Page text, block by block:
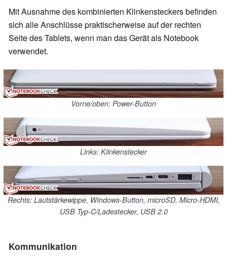
Mit Ausnahme des kombinierten Klinkensteckers befinden
sich alle Anschlüsse praktischerweise auf der rechten
Seite des Tablets, wenn man das Gerät als Notebook
verwendet.
Vorne/oben: Power-Button
Links: Klinkenstecker
Rechts: Lautstärkewippe, Windows-Button, microSD, Micro-HDMI,
USB Typ-C/Ladestecker, USB 2.0
Kommunikation